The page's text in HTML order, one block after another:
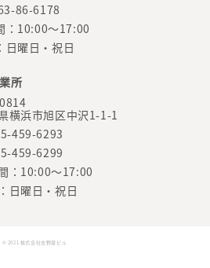
86-6178
：10:00～17:00
日曜日・祝日
所
横浜市旭区中沢1-1-1
459-6293
459-6299
：10:00～17:00
日曜日・祝日
© 2021 株式会社吉野屋ビル